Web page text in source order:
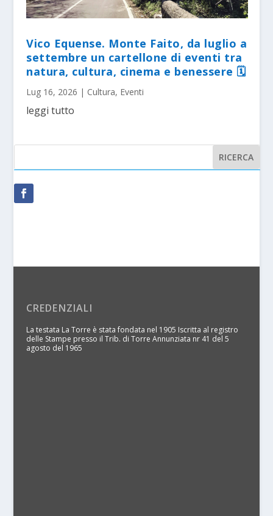
Vico Equense. Monte Faito, da luglio a
settembre un cartellone di eventi tra
natura, cultura, cinema e benessere 🗓
Lug 16, 2026 | Cultura, Eventi
leggi tutto
CREDENZIALI
La testata La Torre è stata fondata nel 1905 Iscritta al registro
delle Stampe presso il Trib. di Torre Annunziata nr 41 del 5
agosto del 1965